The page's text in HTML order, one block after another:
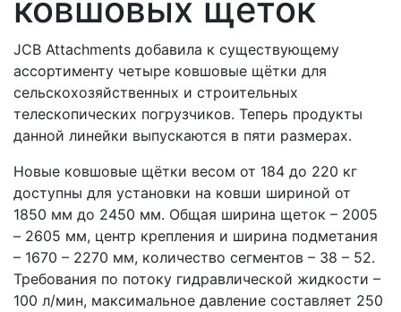
ковшовых щёток
JCB Attachments добавила к существующему
ассортименту четыре ковшовые щётки для
сельскохозяйственных и строительных
телескопических погрузчиков. Теперь продукты
данной линейки выпускаются в пяти размерах.
Новые ковшовые щётки весом от 184 до 220 кг
доступны для установки на ковши шириной от
1850 мм до 2450 мм. Общая ширина щеток – 2005
– 2605 мм, центр крепления и ширина подметания
– 1670 – 2270 мм, количество сегментов – 38 – 52.
Требования по потоку гидравлической жидкости –
100 л/мин, максимальное давление составляет 250